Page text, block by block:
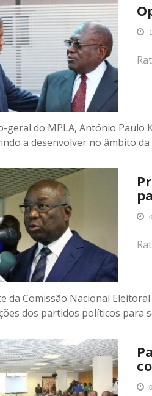
geral do MPLA, António Paulo
a desenvolver no âmbito
da Comissão Nacional
dos partidos políticos para